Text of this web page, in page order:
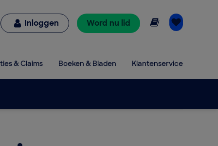
Inloggen Word nu lid Online lezen
& Claims Boeken & Bladen Klantenservice